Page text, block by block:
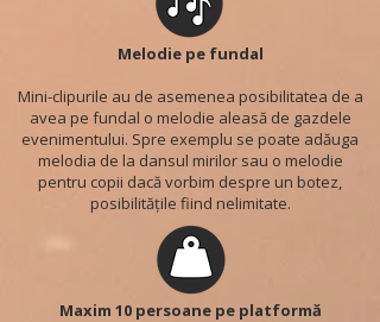
Melodie pe fundal
Mini-clipurile au de asemenea posibilitatea de a
avea pe fundal o melodie aleasă de gazdele
evenimentului. Spre exemplu se poate adăuga
melodia de la dansul mirilor sau o melodie
pentru copii dacă vorbim despre un botez,
posibilitățile fiind nelimitate.
Maxim 10 persoane pe platformă